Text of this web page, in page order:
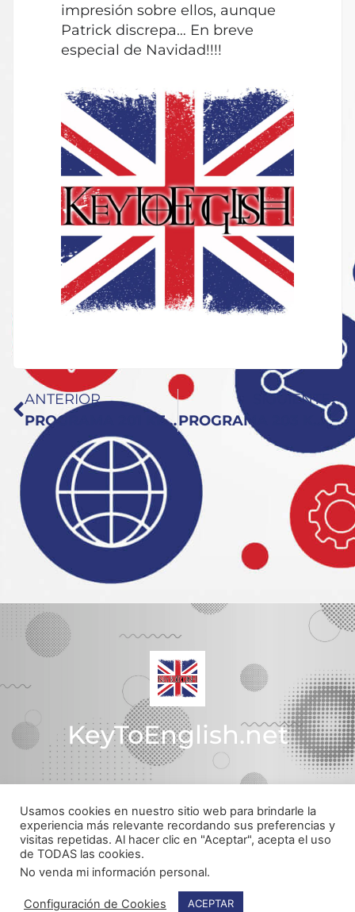
impresión sobre ellos, aunque
Patrick discrepa… En breve
especial de Navidad!!!!
ANTERIOR
PROGRAMA 201 KEY TO ENGLISH: Patrick’s With Us
SIGUIENTE
KeyToEnglish.net
Política de Privacidad
© Todos los derechos reservados
Web realizada porpachecojam.com
Usamos cookies en nuestro sitio web para brindarle la
experiencia más relevante recordando sus preferencias y
visitas repetidas. Al hacer clic en "Aceptar", acepta el uso
de TODAS las cookies.
No venda mi información personal.
Configuración de Cookies ACEPTAR